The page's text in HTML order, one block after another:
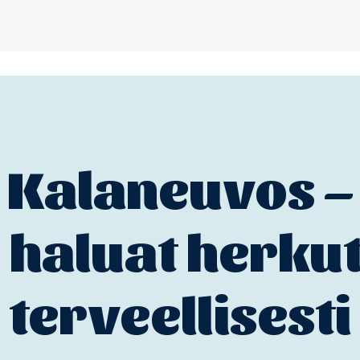
Kalaneuvos –
haluat
terveellisesti